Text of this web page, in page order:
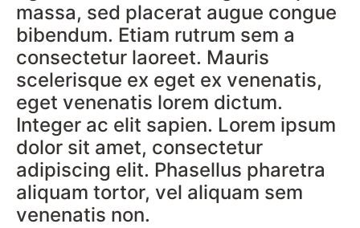
massa, sed placerat augue congue
bibendum. Etiam rutrum sem a
consectetur laoreet. Mauris
scelerisque ex eget ex venenatis,
eget venenatis lorem dictum.
Integer ac elit sapien. Lorem ipsum
dolor sit amet, consectetur
adipiscing elit. Phasellus pharetra
aliquam tortor, vel aliquam sem
venenatis non.